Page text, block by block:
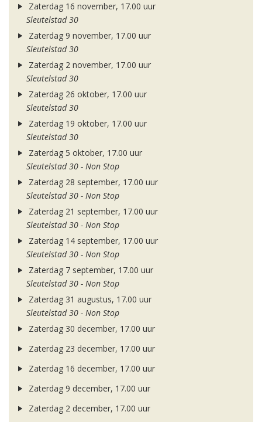
Zaterdag 16 november, 17.00 uur
Sleutelstad 30
Zaterdag 9 november, 17.00 uur
Sleutelstad 30
Zaterdag 2 november, 17.00 uur
Sleutelstad 30
Zaterdag 26 oktober, 17.00 uur
Sleutelstad 30
Zaterdag 19 oktober, 17.00 uur
Sleutelstad 30
Zaterdag 5 oktober, 17.00 uur
Sleutelstad 30 - Non Stop
Zaterdag 28 september, 17.00 uur
Sleutelstad 30 - Non Stop
Zaterdag 21 september, 17.00 uur
Sleutelstad 30 - Non Stop
Zaterdag 14 september, 17.00 uur
Sleutelstad 30 - Non Stop
Zaterdag 7 september, 17.00 uur
Sleutelstad 30 - Non Stop
Zaterdag 31 augustus, 17.00 uur
Sleutelstad 30 - Non Stop
Zaterdag 30 december, 17.00 uur
Zaterdag 23 december, 17.00 uur
Zaterdag 16 december, 17.00 uur
Zaterdag 9 december, 17.00 uur
Zaterdag 2 december, 17.00 uur